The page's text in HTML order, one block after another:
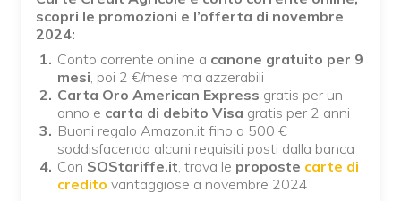
scopri le promozioni e l’offerta di novembre
2024:
Conto corrente online a canone gratuito per 9
mesi, poi 2 €/mese ma azzerabili
Carta Oro American Express gratis per un
anno e carta di debito Visa gratis per 2 anni
Buoni regalo Amazon.it fino a 500 €
soddisfacendo alcuni requisiti posti dalla banca
Con SOStariffe.it, trova le proposte carte di
credito vantaggiose a novembre 2024